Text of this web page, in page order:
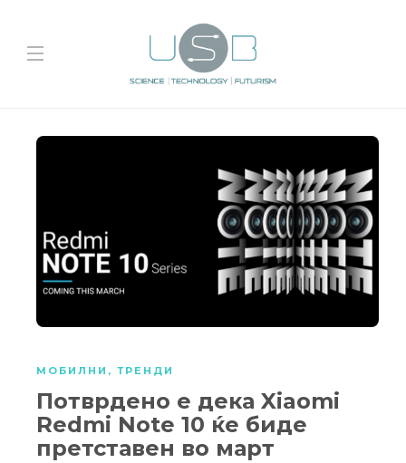
МОБИЛНИ , ТРЕНДИ
Потврдено е дека Xiaomi
Redmi Note 10 ќе биде
претставен во март